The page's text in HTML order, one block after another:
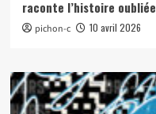
raconte l’histoire oubliée
pichon-c 10 avril 2026